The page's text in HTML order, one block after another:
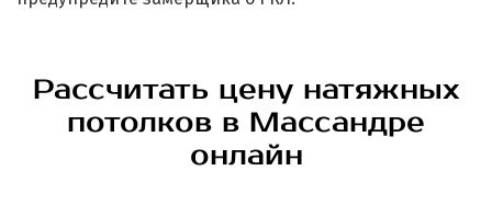
Рассчитать цену натяжных
потолков в Массандре
онлайн